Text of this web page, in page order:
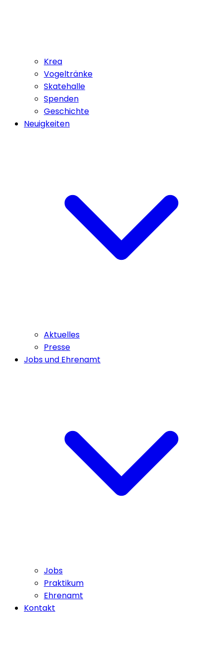
Krea
Vogeltränke
Skatehalle
Spenden
Geschichte
Neuigkeiten
Aktuelles
Presse
Jobs und Ehrenamt
Jobs
Praktikum
Ehrenamt
Kontakt